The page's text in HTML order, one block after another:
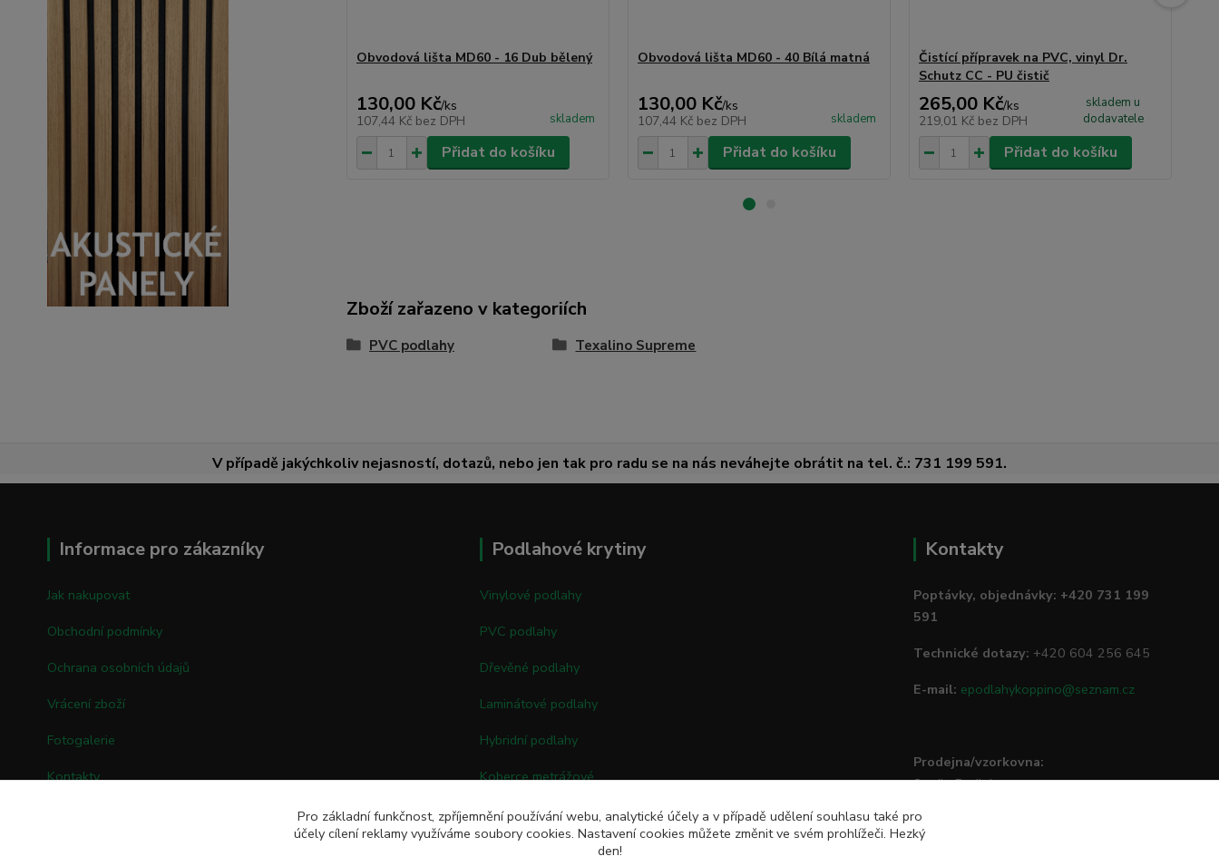
Obvodová lišta MD60 - 16 Dub bělený
130,00 Kč/ks
107,44 Kč bez DPH skladem
Přidat do košíku
Obvodová lišta MD60 - 40 Bílá matná
130,00 Kč/ks
107,44 Kč bez DPH skladem
Přidat do košíku
Čistící přípravek na PVC, vinyl Dr.
Schutz CC - PU čistič
265,00 Kč/ks
219,01 Kč bez DPH
skladem u
dodavatele
Přidat do košíku
Zboží zařazeno v kategoriích
PVC podlahy Texalino Supreme
V případě jakýchkoliv nejasností, dotazů, nebo jen tak pro radu se na nás neváhejte obrátit na tel. č.: 731 199 591.
Informace pro zákazníky
Jak nakupovat
Obchodní podmínky
Ochrana osobních údajů
Vrácení zboží
Fotogalerie
Kontakty
Podlahové krytiny
Vinylové podlahy
PVC podlahy
Dřevěné podlahy
Laminátové podlahy
Hybridní podlahy
Koberce metrážové
Kobercové čtverce
Kontakty
Poptávky, objednávky: +420 731 199
591
Technické dotazy: +420 604 256 645
E-mail: epodlahykoppino@seznam.cz
Prodejna/vzorkovna:
Studio Podlah
74801 Hlučín
Pro základní funkčnost, zpříjemnění používání webu, analytické účely a v případě udělení souhlasu také pro
účely cílení reklamy využíváme soubory cookies. Nastavení cookies můžete změnit ve svém prohlížeči. Hezký
den!